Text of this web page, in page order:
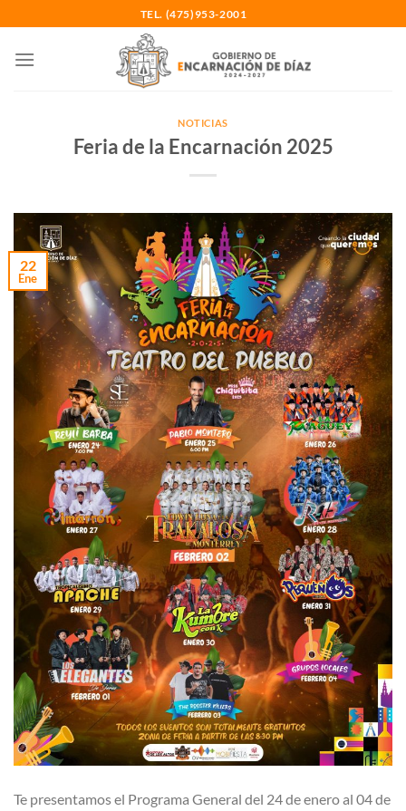
al
contenido
TEL. (475)953-2001
NOTICIAS
Feria de la Encarnación 2025
22
Ene
Te presentamos el Programa General del 24 de enero al 04 de